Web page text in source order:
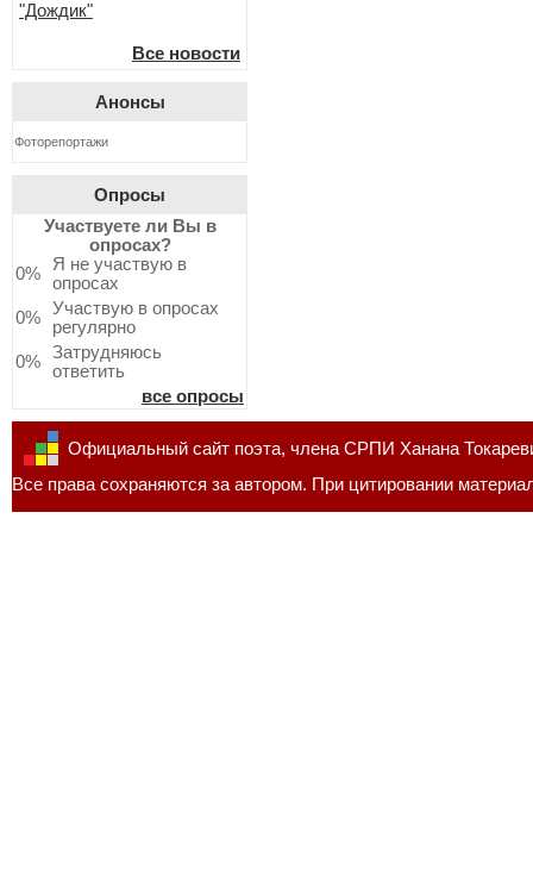
"Дождик"
Все новости
Анонсы
Фоторепортажи
Опросы
Участвуете ли Вы в
опросах?
0%
Я не участвую в
опросах
0%
Участвую в опросах
регулярно
0%
Затрудняюсь
ответить
все опросы
Официальный сайт поэта, члена СРПИ Ханана
Все права сохраняются за автором. При цитировании